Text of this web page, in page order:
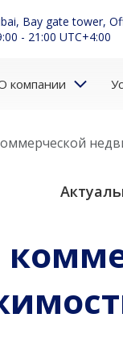
Bay gate tower,
- 21:00 UTC+4:00
компании